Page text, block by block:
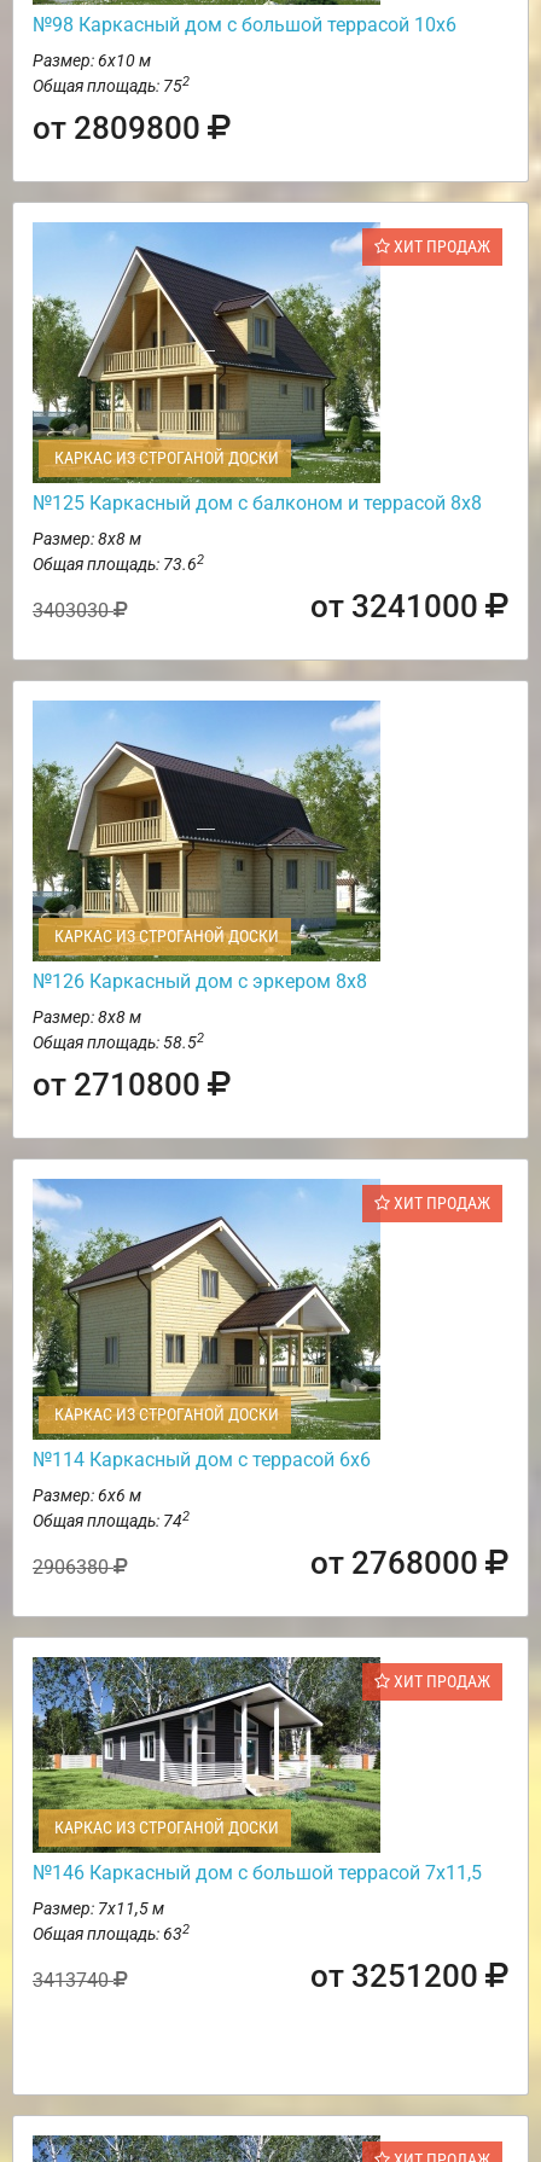
№98 Каркасный дом с большой террасой 10х6
Размер: 6х10 м
Общая площадь: 752
от 2809800
ХИТ ПРОДАЖ
КАРКАС ИЗ СТРОГАНОЙ ДОСКИ
№125 Каркасный дом с балконом и террасой 8х8
Размер: 8х8 м
Общая площадь: 73.62
3403030 от 3241000
КАРКАС ИЗ СТРОГАНОЙ ДОСКИ
№126 Каркасный дом с эркером 8х8
Размер: 8х8 м
Общая площадь: 58.52
от 2710800
ХИТ ПРОДАЖ
КАРКАС ИЗ СТРОГАНОЙ ДОСКИ
№114 Каркасный дом с террасой 6х6
Размер: 6х6 м
Общая площадь: 742
2906380 от 2768000
ХИТ ПРОДАЖ
КАРКАС ИЗ СТРОГАНОЙ ДОСКИ
№146 Каркасный дом с большой террасой 7х11,5
Размер: 7х11,5 м
Общая площадь: 632
3413740 от 3251200